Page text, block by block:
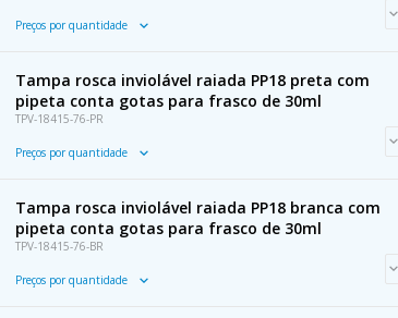
Preços por quantidade
Tampa rosca inviolável raiada PP18 preta com
pipeta conta gotas para frasco de 30ml
TPV-18415-76-PR
Preços por quantidade
Tampa rosca inviolável raiada PP18 branca com
pipeta conta gotas para frasco de 30ml
TPV-18415-76-BR
Preços por quantidade